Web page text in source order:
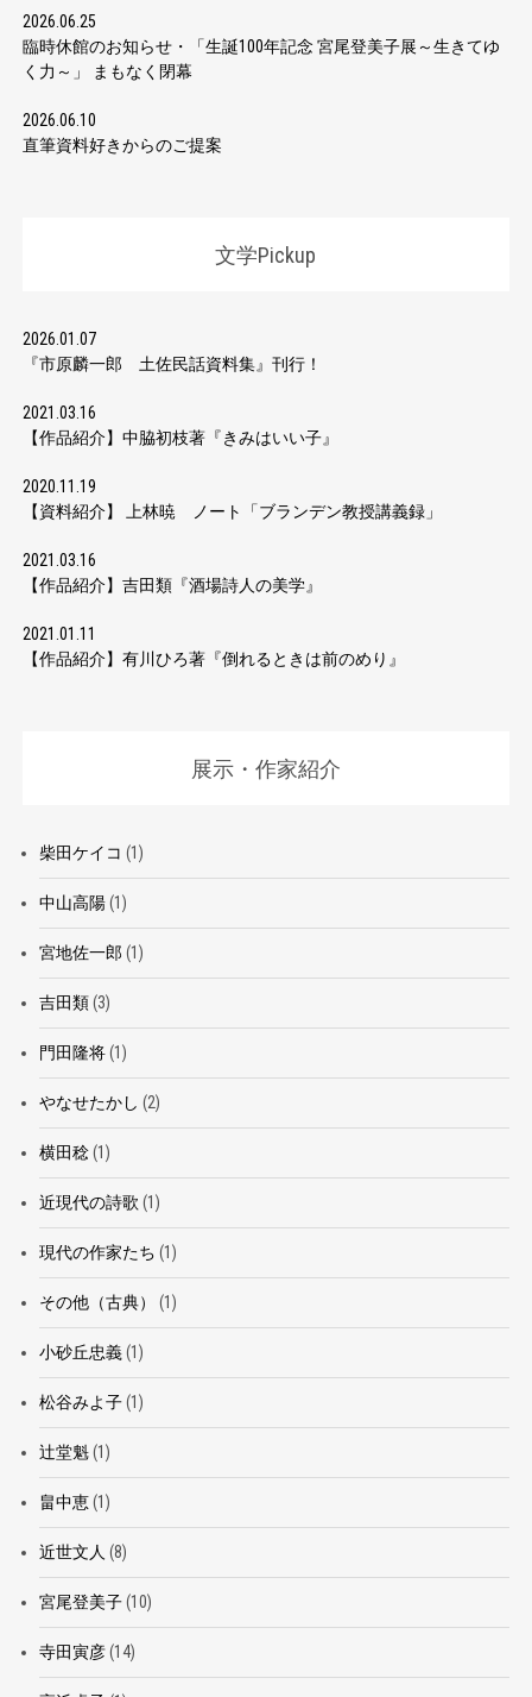
2026.06.25
臨時休館のお知らせ・「生誕100年記念 宮尾登美子展～生きてゆ
く力～」 まもなく閉幕
2026.06.10
直筆資料好きからのご提案
文学Pickup
2026.01.07
『市原麟一郎 土佐民話資料集』刊行！
2021.03.16
【作品紹介】中脇初枝著『きみはいい子』
2020.11.19
【資料紹介】 上林暁 ノート「ブランデン教授講義録」
2021.03.16
【作品紹介】吉田類『酒場詩人の美学』
2021.01.11
【作品紹介】有川ひろ著『倒れるときは前のめり』
展示・作家紹介
柴田ケイコ (1)
中山高陽(1)
宮地佐一郎 (1)
吉田類(3)
門田隆将(1)
やなせたかし (2)
横田稔(1)
近現代の詩歌 (1)
現代の作家たち (1)
その他（古典） (1)
小砂丘忠義(1)
松谷みよ子(1)
辻堂魁(1)
畠中恵(1)
近世文人 (8)
宮尾登美子(10)
寺田寅彦(14)